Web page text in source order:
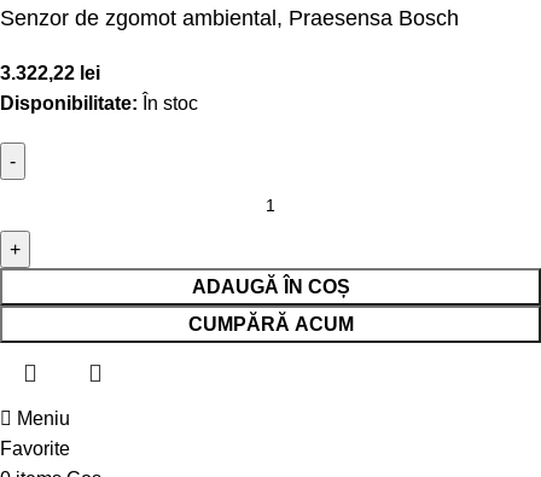
Senzor de zgomot ambiental, Praesensa Bosch
3.322,22 lei
Disponibilitate: În stoc
ADAUGĂ ÎN COȘ
CUMPĂRĂ ACUM
Meniu
Favorite